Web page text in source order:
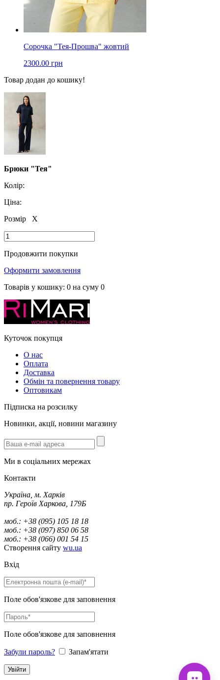
Сорочка "Тея-Прошва" жовтий
2300.00 грн
Товар додан до кошику!
Брюки "Тея"
Колір:
Ціна:
Розмір
X
Продовжити покупки
Оформити замовлення
Товарів у кошику: 0 на суму 0
Куточок покупця
О нас
Оплата
Доставка
Обмін та повернення товару
Оптовикам
Підписка на розсилку
Новинки, акції, новини магазину
Ми в соціальних мережах
Контакти
Україна, м. Харків
пр. Героїв Харкова, 179Б
моб.: +38 (095) 105 18 18
моб.: +38 (097) 850 06 58
моб.: +38 (066) 001 54 15
Створення сайту wu.ua
Вхід
Поле обов'язкове для заповнення
Поле обов'язкове для заповнення
Забули пароль? Запам'ятати